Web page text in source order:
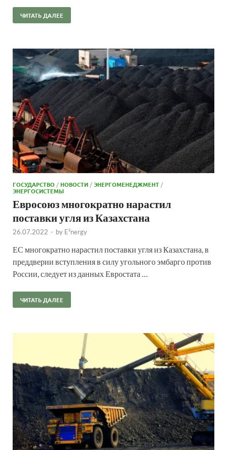
ЧИТАТЬ ДАЛЕЕ
ГОСУДАРСТВО /НОВОСТИ /ЭНЕРГОМЕНЕДЖМЕНТ /
ЭНЕРГОСИСТЕМЫ
Евросоюз многократно нарастил
поставки угля из Казахстана
26.07.2022 - by E²nergy
ЕС многократно нарастил поставки угля из Казахстана, в
преддверии вступления в силу угольного эмбарго против
России, следует из данных Евростата …
ЧИТАТЬ ДАЛЕЕ